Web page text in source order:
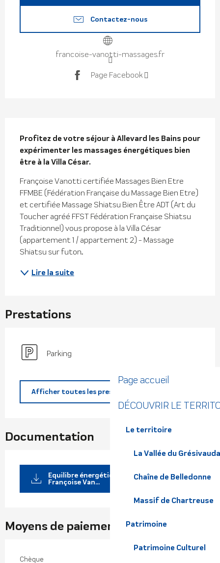
Page accueil
DÉCOUVRIR LE
Le territoire
La Vallée du
Chaîne de Belledonne
Massif de Chartreuse
Patrimoine
Patrimoine Culturel
Contactez-nous
francoise-vanotti-massages.fr
Page Facebook
Description
Profitez de votre séjour à Allevard les Bains pour
expérimenter les massages énergétiques bien
être à la Villa César.
Françoise Vanotti certifiée Massages Bien Etre
FFMBE (Fédération Française du Massage Bien Etre)
et certifiée Massage Shiatsu Bien Être ADT (Art du
Toucher agréé FFST Fédération Française Shiatsu
Traditionnel) vous propose à la Villa César
(appartement 1 / appartement 2) - Massage
Shiatsu sur futon...
Lire la suite
Prestations
Parking
Afficher toutes les prestations
Documentation
Equilibre énergétique et vitalité
Françoise Van...
Moyens de paiement
Chèque